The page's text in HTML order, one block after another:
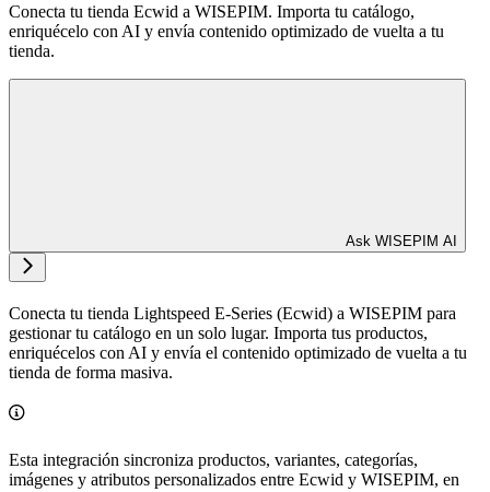
Conecta tu tienda Ecwid a WISEPIM. Importa tu catálogo,
enriquécelo con AI y envía contenido optimizado de vuelta a tu
tienda.
Ask WISEPIM AI
Conecta tu tienda Lightspeed E-Series (Ecwid) a WISEPIM para
gestionar tu catálogo en un solo lugar. Importa tus productos,
enriquécelos con AI y envía el contenido optimizado de vuelta a tu
tienda de forma masiva.
Esta integración sincroniza productos, variantes, categorías,
imágenes y atributos personalizados entre Ecwid y WISEPIM, en